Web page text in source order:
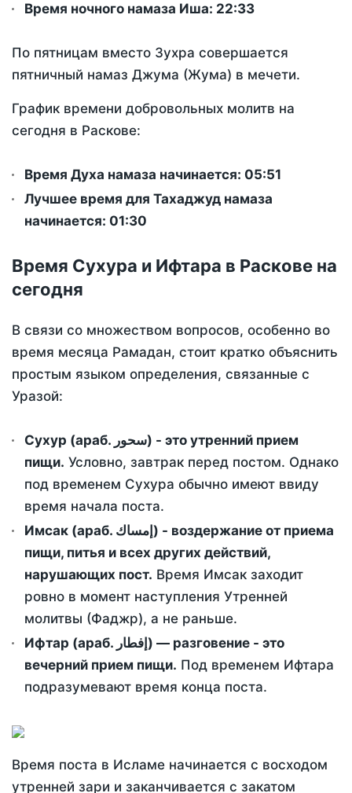
Время ночного намаза Иша: 22:33
По пятницам вместо Зухра совершается
пятничный намаз Джума (Жума) в мечети.
График времени добровольных молитв на
сегодня в Раскове:
Время Духа намаза начинается: 05:51
Лучшее время для Тахаджуд намаза
начинается: 01:30
Время Сухура и Ифтара в Раскове на
сегодня
В связи со множеством вопросов, особенно во
время месяца Рамадан, стоит кратко объяснить
простым языком определения, связанные с
Уразой:
Сухур (араб. سحور) - это утренний прием
пищи. Условно, завтрак перед постом. Однако
под временем Сухура обычно имеют ввиду
время начала поста.
Имсак (араб. إمساك) - воздержание от приема
пищи, питья и всех других действий,
нарушающих пост. Время Имсак заходит
ровно в момент наступления Утренней
молитвы (Фаджр), а не раньше.
Ифтар (араб. إفطار) — разговение - это
вечерний прием пищи. Под временем Ифтара
подразумевают время конца поста.
Время поста в Исламе начинается с восходом
утренней зари и заканчивается с закатом